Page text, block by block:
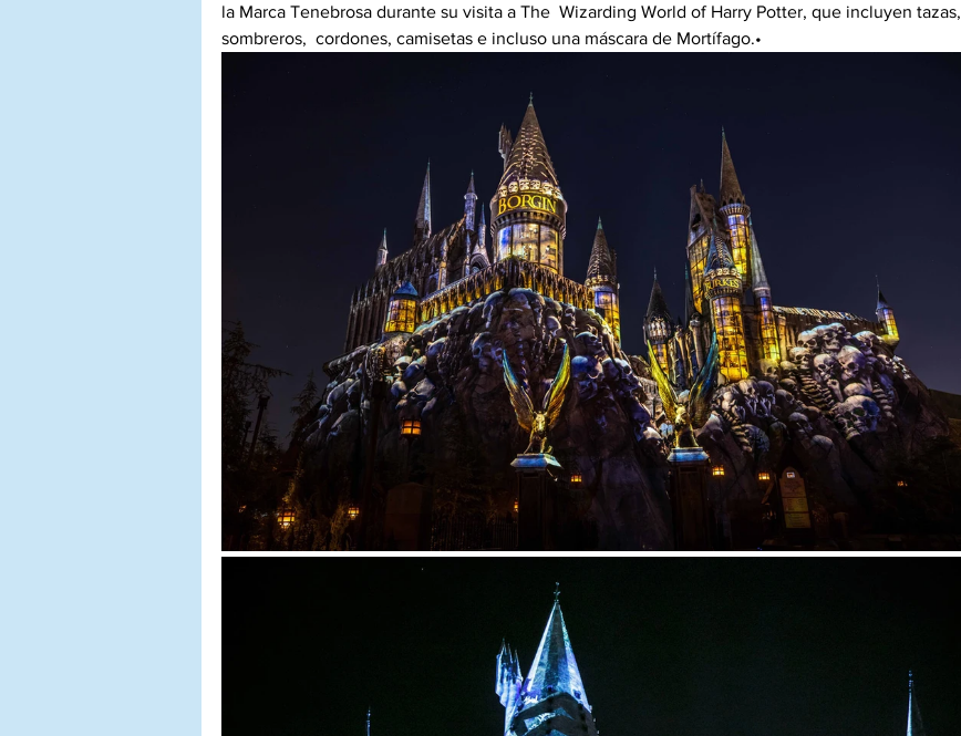
la Marca Tenebrosa durante su visita a The  Wizarding World of Harry Potter, que incluyen tazas,
sombreros,  cordones, camisetas e incluso una máscara de Mortífago.•